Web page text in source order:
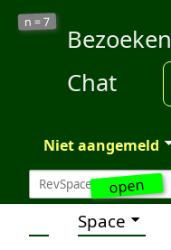
open
n =7
Bezoeken
Chat
Niet aangemeld
Space